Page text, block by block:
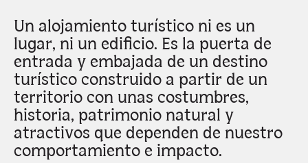
Un alojamiento turístico ni es un
lugar, ni un edificio. Es la puerta de
entrada y embajada de un destino
turístico construido a partir de un
territorio con unas costumbres,
historia, patrimonio natural y
atractivos que dependen de nuestro
comportamiento e impacto.